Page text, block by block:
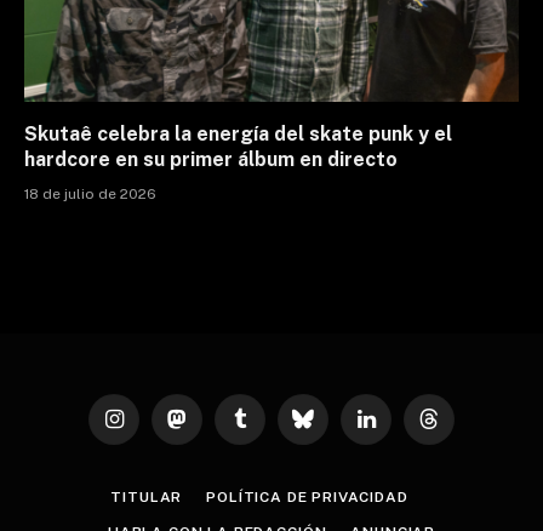
Skutaê celebra la energía del skate punk y el
hardcore en su primer álbum en directo
18 de julio de 2026
InstagramMastodonTumblr Bluesky LinkedInThreads
TITULAR POLÍTICA DE PRIVACIDAD